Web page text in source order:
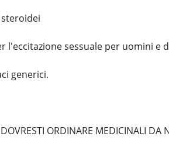
l'eccitazione sessuale per uomini e
generici.
ORDINARE MEDICINALI DA